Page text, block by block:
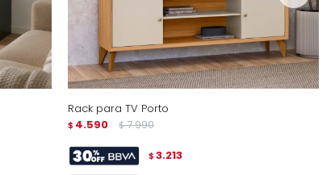
Rack para TV Porto
$ 4.590 $ 7.990
$ 3.213